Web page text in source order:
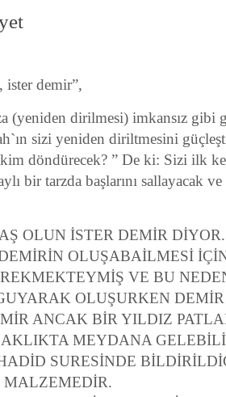
ister demir”,
(yeniden dirilmesi) imkansız gibi
sizi yeniden diriltmesini
döndürecek? ” De ki: Sizi ilk
bir tarzda başlarını sallayacak ve
OLUN İSTER DEMİR
OLUŞABAİLMESİ
VE BU
OLUŞURKEN
ANCAK BİR YILDIZ
MEYDANA
SURESİNDE
MALZEMEDİR.